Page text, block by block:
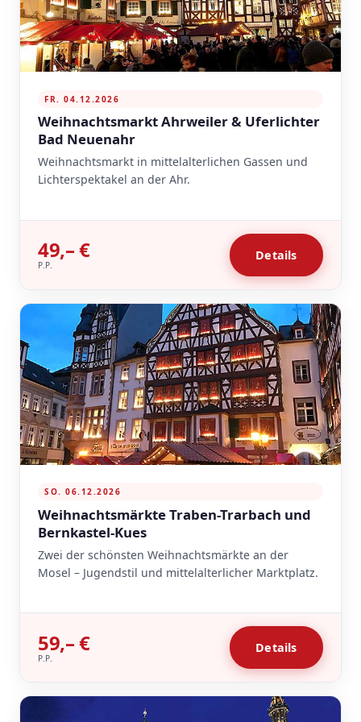
FR. 04.12.2026
Weihnachtsmarkt Ahrweiler & Uferlichter
Bad Neuenahr
Weihnachtsmarkt in mittelalterlichen Gassen und
Lichterspektakel an der Ahr.
49,– €
P.P.
Details
SO. 06.12.2026
Weihnachtsmärkte Traben-Trarbach und
Bernkastel-Kues
Zwei der schönsten Weihnachtsmärkte an der
Mosel – Jugendstil und mittelalterlicher Marktplatz.
59,– €
P.P.
Details